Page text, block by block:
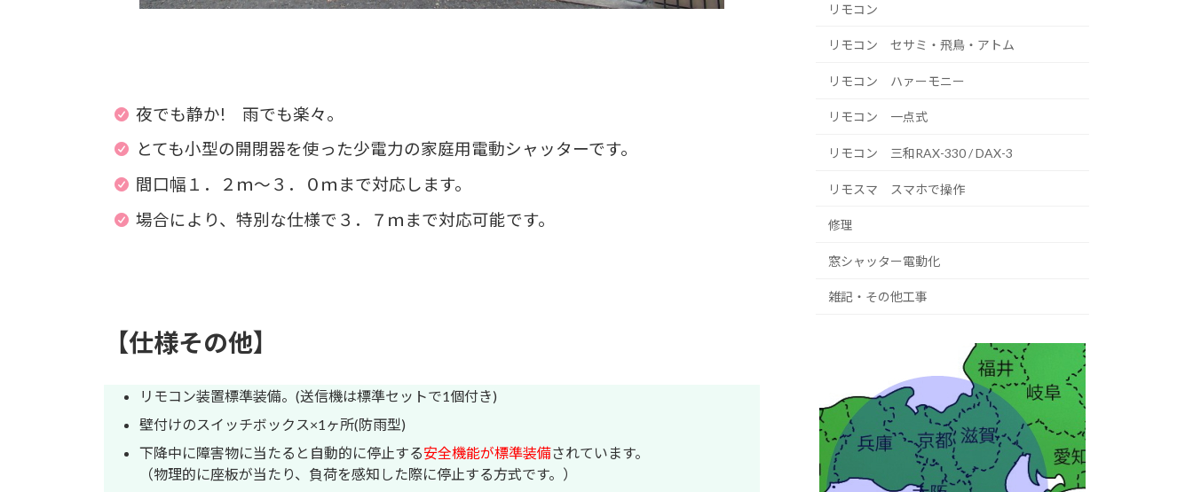
夜でも静か! 雨でも楽々。
とても小型の開閉器を使った少電力の家庭用電動シャッターです。
間口幅１．２ｍ～３．０ｍまで対応します。
場合により、特別な仕様で３．７ｍまで対応可能です。
【仕様その他】
リモコン装置標準装備。(送信機は標準セットで1個付き)
壁付けのスイッチボックス×1ヶ所(防雨型)
下降中に障害物に当たると自動的に停止する安全機能が標準装備されています。
（物理的に座板が当たり、負荷を感知した際に停止する方式です。）
リモコン
リモコン セサミ・飛鳥・アトム
リモコン ハァーモニー
リモコン 一点式
リモコン 三和RAX-330 / DAX-3
リモスマ スマホで操作
修理
窓シャッター電動化
雑記・その他工事